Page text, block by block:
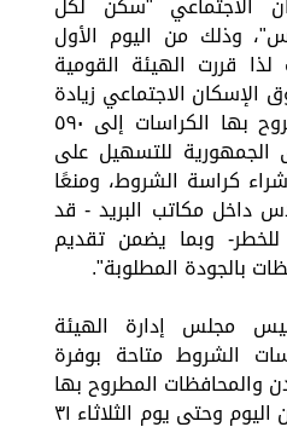
وذلك من اليوم الأول
لذا قررت الهيئة القومية
الإسكان الاجتماعي زيادة
عدد مكاتب البريد المطروح بها الكراسات إلى ٥٩٠
للتسهيل على
كراسة الشروط، ومنعًا
داخل مكاتب البريد - قد
وبما يضمن تقديم
بالجودة المطلوبة".
مجلس إدارة الهيئة
الشروط متاحة بوفرة
والمحافظات المطروح بها
الوحدات السكنية بدءًا من اليوم وحتى يوم الثلاثاء ٣١